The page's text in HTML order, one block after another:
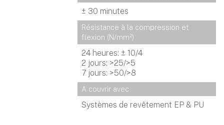
± 30 minutes
Résistance à la compression et
flexion (N/mm²)
24 heures: ± 10/4
2 jours: >25/>5
7 jours: >50/>8
A couvrir avec
Systèmes de revêtement EP & PU